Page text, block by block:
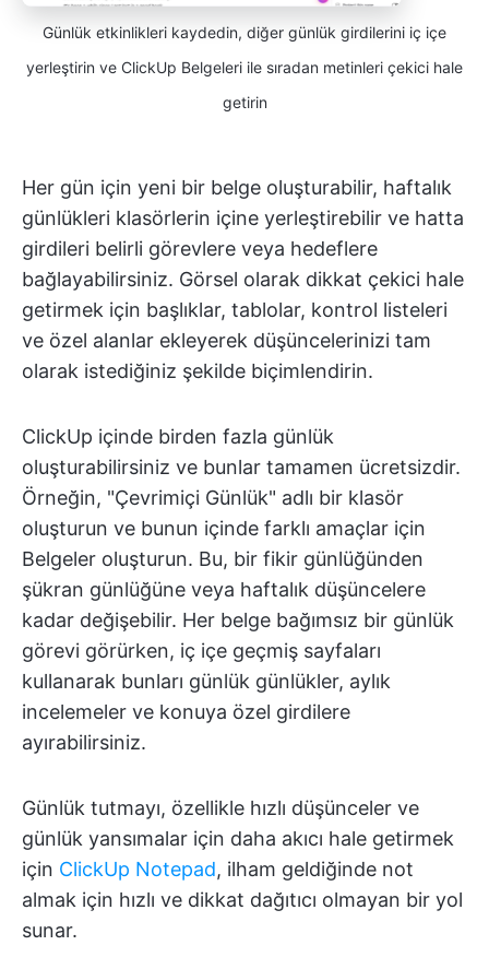
Günlük etkinlikleri kaydedin, diğer günlük girdilerini iç içe
yerleştirin ve ClickUp Belgeleri ile sıradan metinleri çekici hale
getirin
Her gün için yeni bir belge oluşturabilir, haftalık
günlükleri klasörlerin içine yerleştirebilir ve hatta
girdileri belirli görevlere veya hedeflere
bağlayabilirsiniz. Görsel olarak dikkat çekici hale
getirmek için başlıklar, tablolar, kontrol listeleri
ve özel alanlar ekleyerek düşüncelerinizi tam
olarak istediğiniz şekilde biçimlendirin.
ClickUp içinde birden fazla günlük
oluşturabilirsiniz ve bunlar tamamen ücretsizdir.
Örneğin, "Çevrimiçi Günlük" adlı bir klasör
oluşturun ve bunun içinde farklı amaçlar için
Belgeler oluşturun. Bu, bir fikir günlüğünden
şükran günlüğüne veya haftalık düşüncelere
kadar değişebilir. Her belge bağımsız bir günlük
görevi görürken, iç içe geçmiş sayfaları
kullanarak bunları günlük günlükler, aylık
incelemeler ve konuya özel girdilere
ayırabilirsiniz.
Günlük tutmayı, özellikle hızlı düşünceler ve
günlük yansımalar için daha akıcı hale getirmek
için ClickUp Notepad, ilham geldiğinde not
almak için hızlı ve dikkat dağıtıcı olmayan bir yol
sunar.